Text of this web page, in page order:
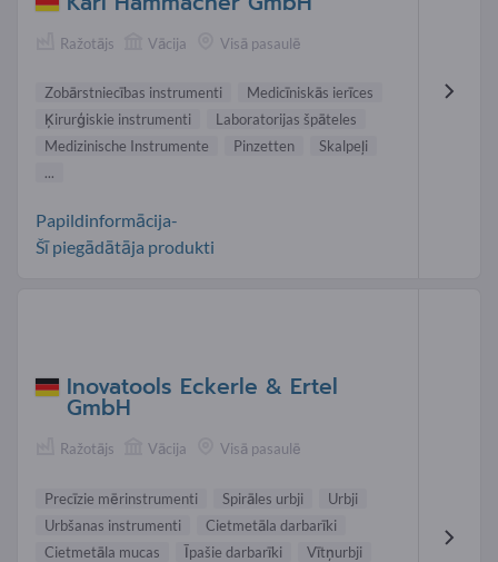
Ražotājs Vācija Visā pasaulē
Zobārstniecības instrumenti
Medicīniskās ierīces
Ķirurģiskie instrumenti
Laboratorijas špāteles
Medizinische Instrumente
Pinzetten
Skalpeļi
...
Papildinformācija-
Šī piegādātāja produkti
Inovatools Eckerle & Ertel
GmbH
Ražotājs Vācija Visā pasaulē
Precīzie mērinstrumenti Spirāles urbji
Urbji
Urbšanas instrumenti
Cietmetāla darbarīki
Cietmetāla mucas
Īpašie darbarīki
Vītņurbji